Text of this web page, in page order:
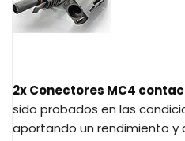
2x Conectores MC4
sido probados en las
aportando un rendimiento y